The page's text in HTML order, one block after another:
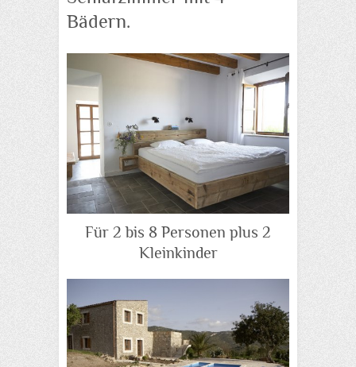
Bädern.
Für 2 bis 8 Personen plus 2
Kleinkinder